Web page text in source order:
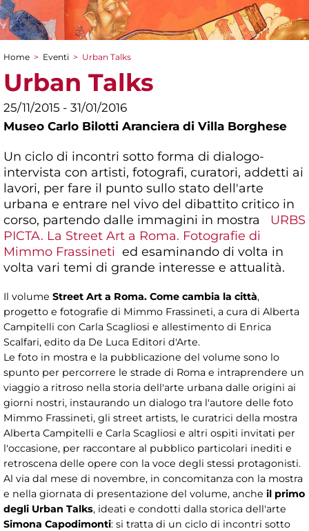
Tu sei qui
Home > Eventi > Urban Talks
Urban Talks
25/11/2015 - 31/01/2016
Museo Carlo Bilotti Aranciera di Villa Borghese
Un ciclo di incontri sotto forma di dialogo-
intervista con artisti, fotografi, curatori, addetti ai
lavori, per fare il punto sullo stato dell'arte
urbana e entrare nel vivo del dibattito critico in
corso, partendo dalle immagini in mostra URBS
PICTA. La Street Art a Roma. Fotografie di
Mimmo Frassineti ed esaminando di volta in
volta vari temi di grande interesse e attualità.
Il volume Street Art a Roma. Come cambia la città,
progetto e fotografie di Mimmo Frassineti, a cura di Alberta
Campitelli con Carla Scagliosi e allestimento di Enrica
Scalfari, edito da De Luca Editori d'Arte.
Le foto in mostra e la pubblicazione del volume sono lo
spunto per percorrere le strade di Roma e intraprendere un
viaggio a ritroso nella storia dell'arte urbana dalle origini ai
giorni nostri, instaurando un dialogo tra l'autore delle foto
Mimmo Frassineti, gli street artists, le curatrici della mostra
Alberta Campitelli e Carla Scagliosi e altri ospiti invitati per
l'occasione, per raccontare al pubblico particolari inediti e
retroscena delle opere con la voce degli stessi protagonisti.
Al via dal mese di novembre, in concomitanza con la mostra
e nella giornata di presentazione del volume, anche il primo
degli Urban Talks, ideati e condotti dalla storica dell'arte
Simona Capodimonti: si tratta di un ciclo di incontri sotto